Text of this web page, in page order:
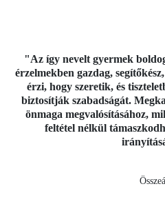
"Az így nevelt gyermek
érzelmekben gazdag,
érzi, hogy szeretik, és
biztosítják szabadságát.
önmaga megvalósításához,
feltétel nélkül